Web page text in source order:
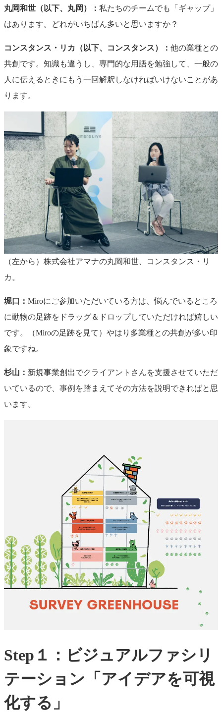
丸岡和世（以下、丸岡）： 私たちのチームでも「ギャップ」
はあります。どれがいちばん多いと思いますか？
コンスタンス・リカ（以下、コンスタンス）： 他の業種との
共創です。知識も違うし、専門的な用語を勉強して、一般の
人に伝えるときにもう一回解釈しなければいけないことがあ
ります。
（左から）株式会社アマナの丸岡和世、コンスタンス・リ
カ。
堀口： Miroにご参加いただいている方は、悩んでいるところ
に動物の足跡をドラッグ＆ドロップしていただければ嬉しい
です。（Miroの足跡を見て）やはり多業種との共創が多い印
象ですね。
杉山： 新規事業創出でクライアントさんを支援させていただ
いているので、事例を踏まえてその方法を説明できればと思
います。
Step１：ビジュアルファシリ
テーション「アイデアを可視
化する」